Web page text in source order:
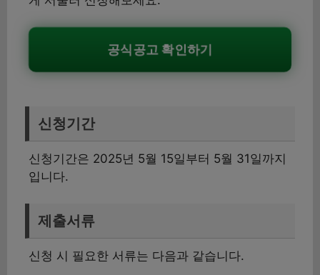
공식공고 확인하기
신청기간
신청기간은 2025년 5월 15일부터 5월 31일까지
입니다.
제출서류
신청 시 필요한 서류는 다음과 같습니다.